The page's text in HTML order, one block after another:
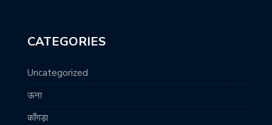
CATEGORIES
Uncategorized
ऊना
काँगड़ा